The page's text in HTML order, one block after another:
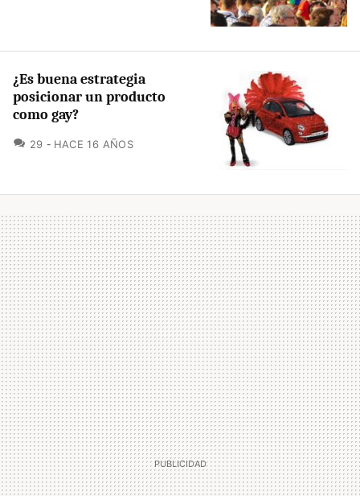
¿Es buena estrategia
posicionar un producto
como gay?
29 COMENTARIOS
HACE 16 AÑOS